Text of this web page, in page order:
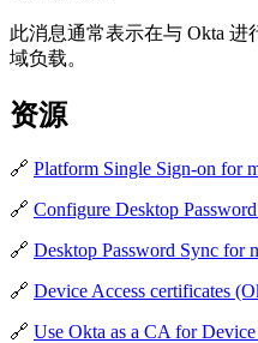
此消息通常表示在与 Okta
域负载。
资源
🔗 Platform Single Sign-on for
🔗 Configure Desktop
🔗 Desktop Password Sync for
🔗 Device Access certificates
🔗 Use Okta as a CA for